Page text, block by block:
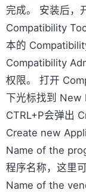
完成。 安装后，
Compatibility
本的
Compatibility
权限。 打开
下光标找到 New
CTRL+P会弹出
Create new
Name of the
程序名称，这里
Name of the